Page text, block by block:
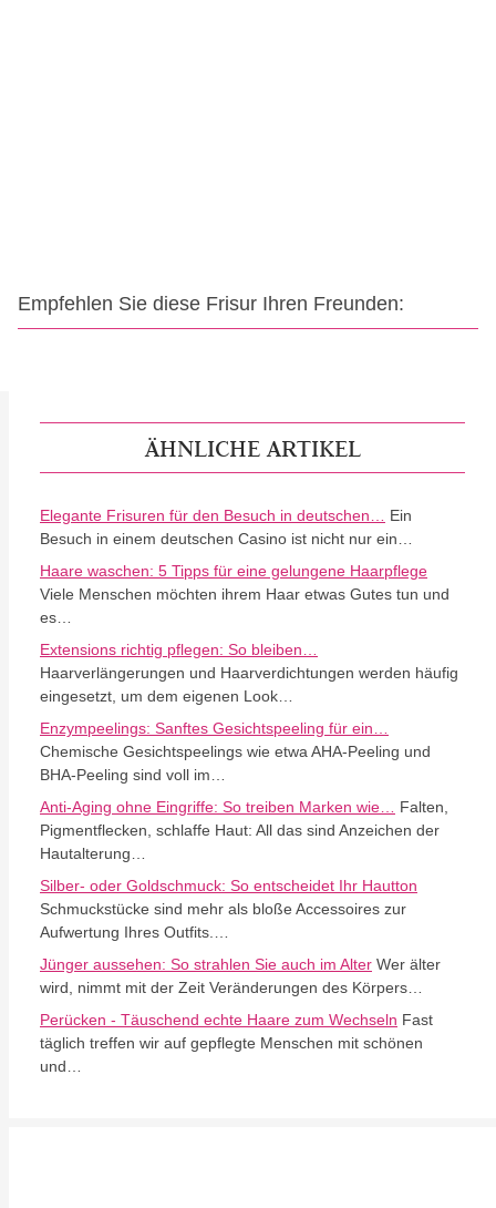
Empfehlen Sie diese Frisur Ihren Freunden:
ÄHNLICHE ARTIKEL
Elegante Frisuren für den Besuch in deutschen…
Ein
Besuch in einem deutschen Casino ist nicht nur ein…
Haare waschen: 5 Tipps für eine gelungene Haarpflege
Viele Menschen möchten ihrem Haar etwas Gutes tun und
es…
Extensions richtig pflegen: So bleiben…
Haarverlängerungen und Haarverdichtungen werden häufig
eingesetzt, um dem eigenen Look…
Enzympeelings: Sanftes Gesichtspeeling für ein…
Chemische Gesichtspeelings wie etwa AHA-Peeling und
BHA-Peeling sind voll im…
Anti-Aging ohne Eingriffe: So treiben Marken wie…
Falten,
Pigmentflecken, schlaffe Haut: All das sind Anzeichen der
Hautalterung…
Silber- oder Goldschmuck: So entscheidet Ihr Hautton
Schmuckstücke sind mehr als bloße Accessoires zur
Aufwertung Ihres Outfits.…
Jünger aussehen: So strahlen Sie auch im Alter Wer älter
wird, nimmt mit der Zeit Veränderungen des Körpers…
Perücken - Täuschend echte Haare zum Wechseln Fast
täglich treffen wir auf gepflegte Menschen mit schönen
und…